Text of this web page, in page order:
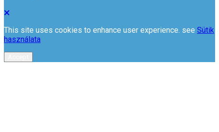
This site uses cookies to enhance user experience. see Sütik
használata